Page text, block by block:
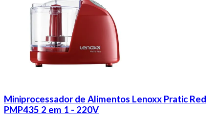
Miniprocessador de Alimentos Lenoxx Pratic Red
PMP435 2 em 1 - 220V